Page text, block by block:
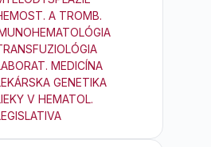
A TROMB.
MEDICÍNA
GENETIKA
V HEMATOL.